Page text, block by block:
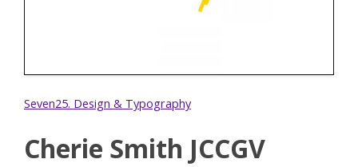
Seven25. Design & Typography
Cherie Smith JCCGV